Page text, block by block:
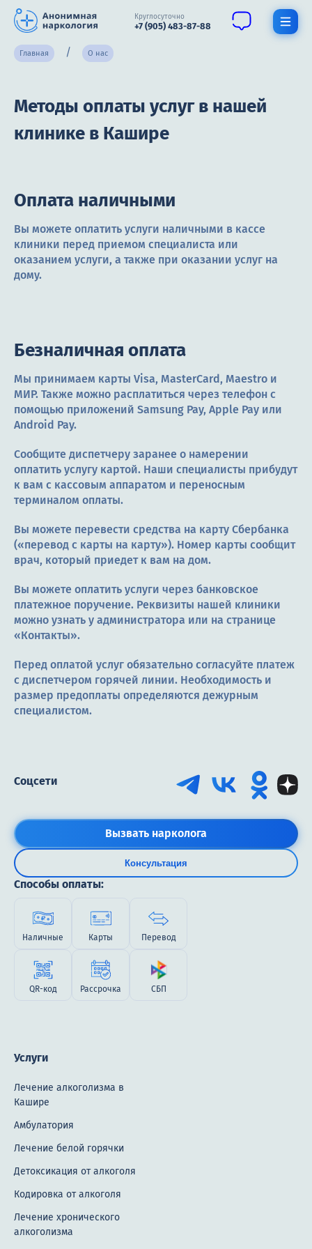
Круглосуточно
+7 (905) 483-87-88
Получить помощь специалиста
О нас
Наркомания
Нарколог
Стационар
Психиатрия
Контакты
Круглосуточно, анонимно
Адрес call-центра
Кашира, ул. Больничная, 1А
Главная О нас
Методы оплаты услуг в нашей
клинике в Кашире
Оплата наличными
Вы можете оплатить услуги наличными в кассе
клиники перед приемом специалиста или
оказанием услуги, а также при оказании услуг на
дому.
Безналичная оплата
Мы принимаем карты Visa, MasterCard, Maestro и
МИР. Также можно расплатиться через телефон с
помощью приложений Samsung Pay, Apple Pay или
Android Pay.
Сообщите диспетчеру заранее о намерении
оплатить услугу картой. Наши специалисты прибудут
к вам с кассовым аппаратом и переносным
терминалом оплаты.
Вы можете перевести средства на карту Сбербанка
(«перевод с карты на карту»). Номер карты сообщит
врач, который приедет к вам на дом.
Вы можете оплатить услуги через банковское
платежное поручение. Реквизиты нашей клиники
можно узнать у администратора или на странице
«Контакты».
Перед оплатой услуг обязательно согласуйте платеж
с диспетчером горячей линии. Необходимость и
размер предоплаты определяются дежурным
специалистом.
Соцсети
Вызвать нарколога
Консультация
Способы оплаты:
Наличные Карты Перевод
QR-код Рассрочка СБП
Услуги
Лечение алкоголизма в
Кашире
Амбулатория
Лечение белой горячки
Детоксикация от алкоголя
Кодировка от алкоголя
Лечение хронического
алкоголизма